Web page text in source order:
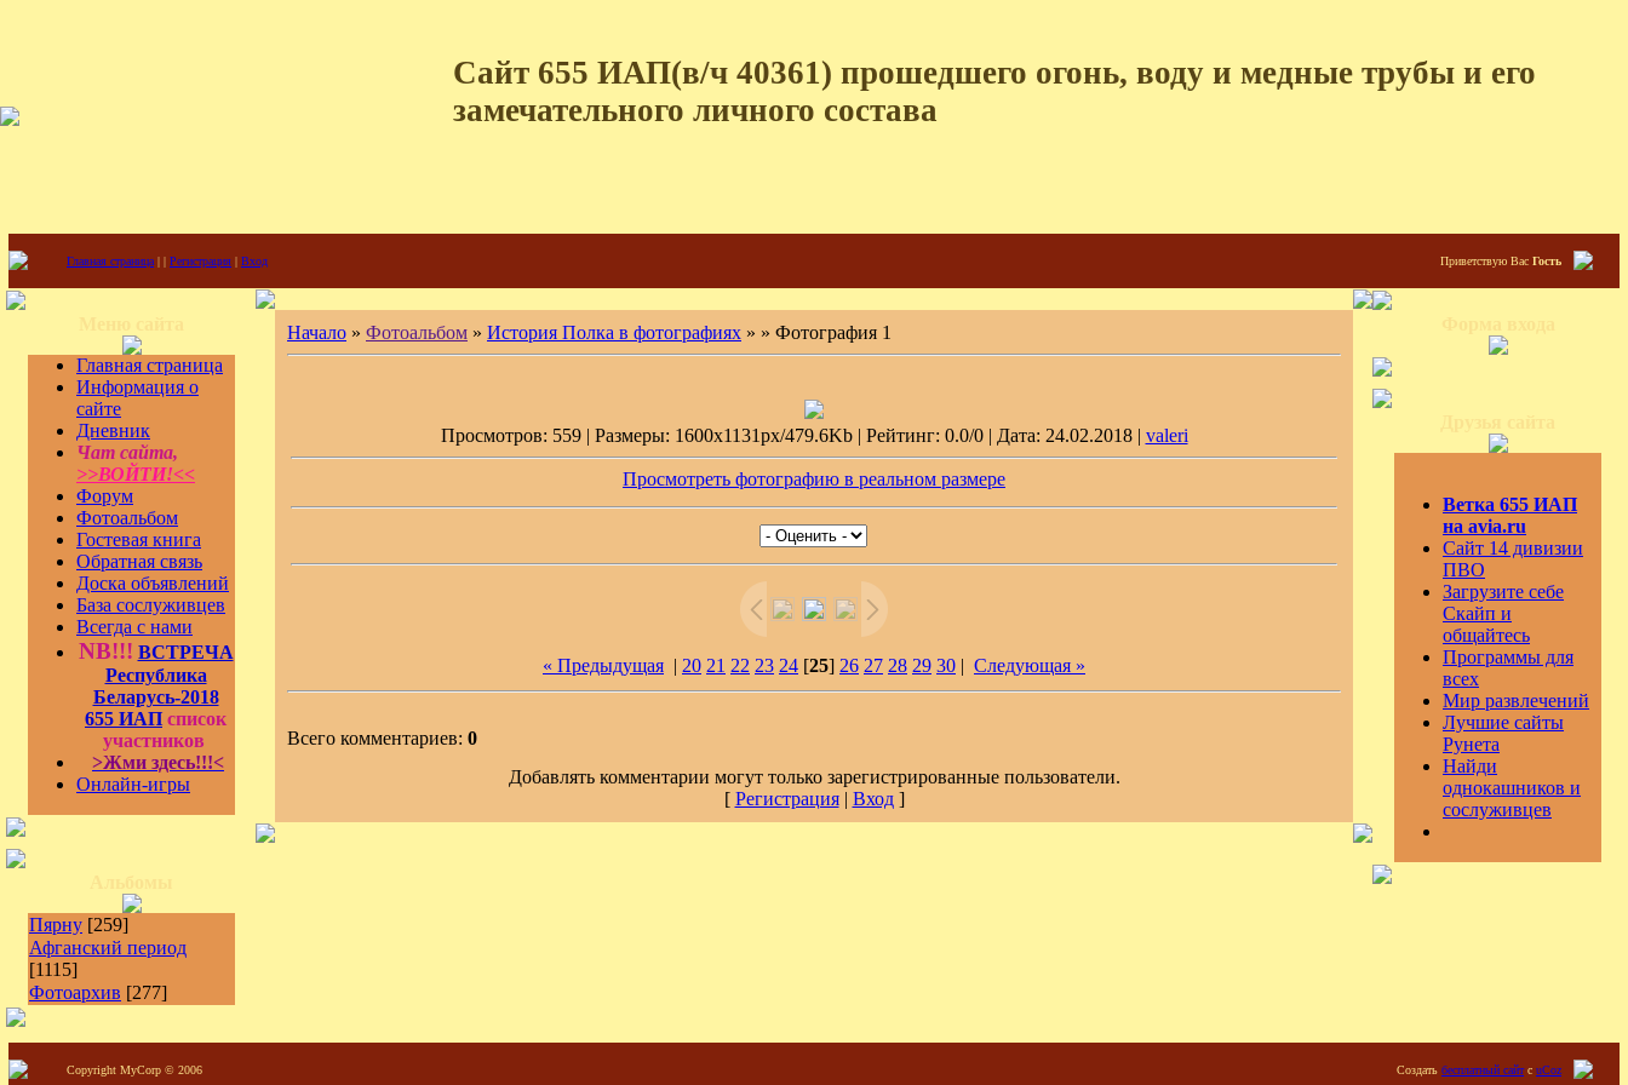
Сайт 655 ИАП(в/ч 40361) прошедшего огонь, воду и медные трубы и его
замечательного личного состава
Главная страница | | Регистрация | Вход Приветствую Вас Гость
Главная страница
Информация о
сайте
Дневник
Чат сайта,
>>ВОЙТИ!<<
Форум
Фотоальбом
Гостевая книга
Обратная связь
Доска объявлений
База сослуживцев
Всегда с нами
NB!!! ВСТРЕЧА
Республика
Беларусь-2018
655 ИАП список
участников
>Жми здесь!!!<
Онлайн-игры
Пярну [259]
Афганский период
[1115]
Фотоархив [277]
Начало » Фотоальбом » История Полка в фотографиях » » Фотография 1
Просмотров: 559 | Размеры: 1600x1131px/479.6Kb | Рейтинг: 0.0/0 | Дата: 24.02.2018 | valeri
Просмотреть фотографию в реальном размере
« Предыдущая | 20 21 22 23 24 [25] 26 27 28 29 30 | Следующая »
Всего комментариев: 0
Добавлять комментарии могут только зарегистрированные пользователи.
[ Регистрация| Вход]
Ветка 655 ИАП
на avia.ru
Сайт 14 дивизии
ПВО
Загрузите себе
Скайп и
общайтесь
Программы для
всех
Мир развлечений
Лучшие сайты
Рунета
Найди
однокашников и
сослуживцев
Copyright MyCorp © 2006 Создать бесплатный сайтс uCoz